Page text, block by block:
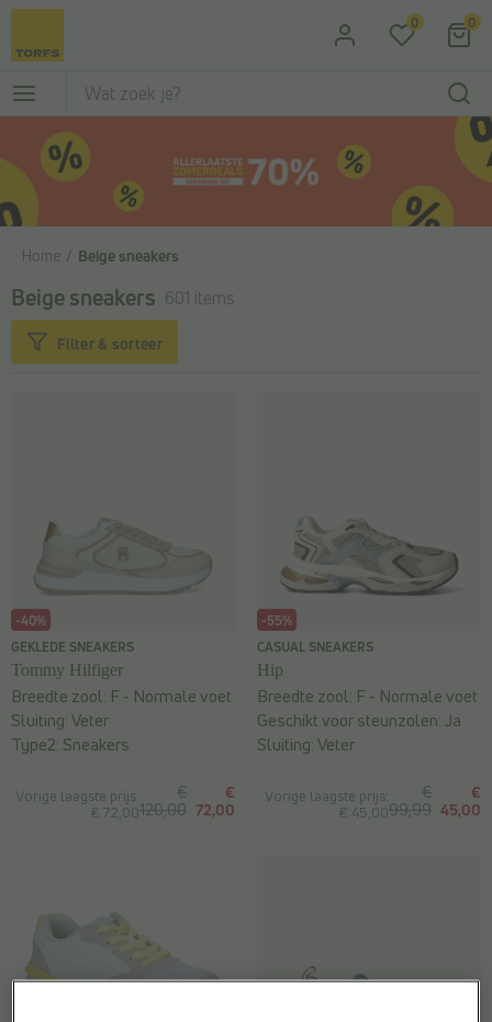
Ga naar de hoofdinhoud 0 0
Home Beige sneakers
Beige sneakers 601 items
Filter & sorteer
-40%
GEKLEDE SNEAKERS
Tommy Hilfiger
Vorige laagste prijs:
€ 72,00
€
120,00
€
72,00
Breedte zool: F - Normale voet
Sluiting:Veter
Type2: Sneakers
-55%
CASUAL SNEAKERS
Hip
Vorige laagste prijs:
€ 45,00
€
99,99
€
45,00
Breedte zool: F - Normale voet
Geschikt voor steunzolen:Ja
Sluiting:Veter